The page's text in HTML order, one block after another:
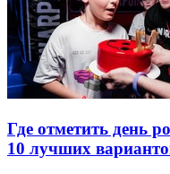
Где отметить день
10 лучших